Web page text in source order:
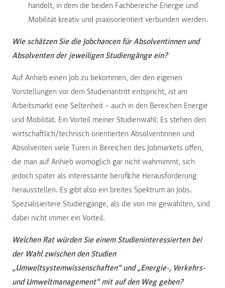
handelt, in dem die beiden Fachbereiche Energie und
Mobilität kreativ und praxisorientiert verbunden werden.
Wie schätzen Sie die Jobchancen für Absolventinnen und
Absolventen der jeweiligen Studiengänge ein?
Auf Anhieb einen Job zu bekommen, der den eigenen
Vorstellungen vor dem Studienantritt entspricht, ist am
Arbeitsmarkt eine Seltenheit – auch in den Bereichen Energie
und Mobilität. Ein Vorteil meiner Studienwahl: Es stehen den
wirtschaftlich/technisch orientierten Absolventinnen und
Absolventen viele Türen in Bereichen des Jobmarkets offen,
die man auf Anhieb womöglich gar nicht wahrnimmt, sich
jedoch später als interessante berufliche Herausforderung
herausstellen. Es gibt also ein breites Spektrum an Jobs.
Spezialisiertere Studiengänge, als die von mir gewählten, sind
dabei nicht immer ein Vorteil.
Welchen Rat würden Sie einem Studieninteressierten bei
der Wahl zwischen den Studien
„Umweltsystemwissenschaften“ und „Energie-, Verkehrs-
und Umweltmanagement“ mit auf den Weg geben?